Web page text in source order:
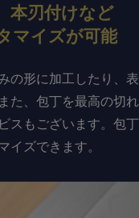
本刃付けなど
マイズが可能
の形に加工したり、
た、包丁を最高の切
スもございます。包
イズできます。